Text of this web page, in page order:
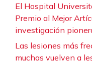
El Hospital
Premio al Mejor
investigación
Las lesiones más
muchas vuelven a